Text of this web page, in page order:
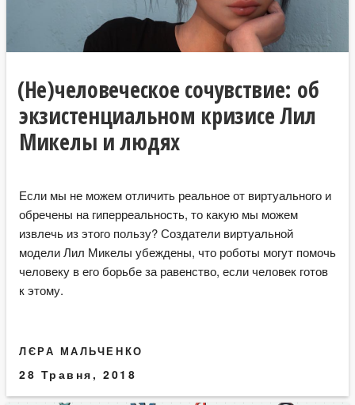
(Не)человеческое сочувствие: об
экзистенциальном кризисе Лил
Микелы и людях
Если мы не можем отличить реальное от виртуального и
обречены на гиперреальность, то какую мы можем
извлечь из этого пользу? Создатели виртуальной
модели Лил Микелы убеждены, что роботы могут помочь
человеку в его борьбе за равенство, если человек готов
к этому.
ЛЄРА МАЛЬЧЕНКО
28 Травня, 2018